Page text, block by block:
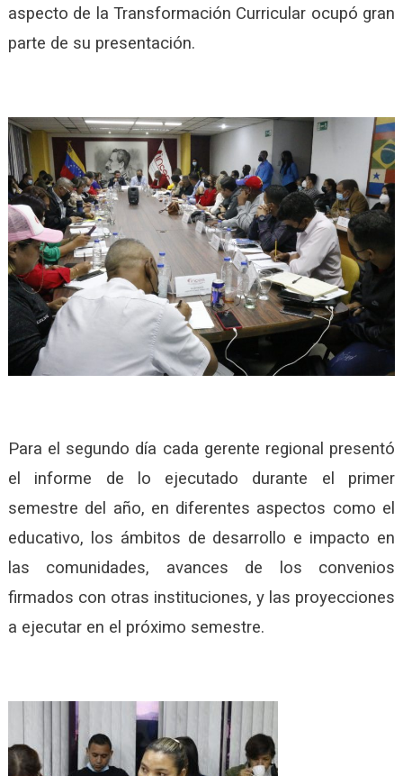
aspecto de la Transformación Curricular ocupó gran
parte de su presentación.
Para el segundo día cada gerente regional presentó
el informe de lo ejecutado durante el primer
semestre del año, en diferentes aspectos como el
educativo, los ámbitos de desarrollo e impacto en
las comunidades, avances de los convenios
firmados con otras instituciones, y las proyecciones
a ejecutar en el próximo semestre.